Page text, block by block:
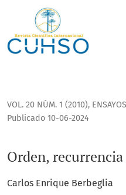
Orden, recurrencia implícita.
VOL. 20 NÚM. 1 (2010),
Orden,
Publicado 10-06-2024
Carlos Enrique Berbeglia